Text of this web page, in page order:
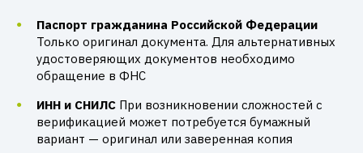
Паспорт гражданина Российской Федерации
Только оригинал документа. Для альтернативных
удостоверяющих документов необходимо
обращение в ФНС
ИНН и СНИЛС При возникновении сложностей с
верификацией может потребуется бумажный
вариант — оригинал или заверенная копия